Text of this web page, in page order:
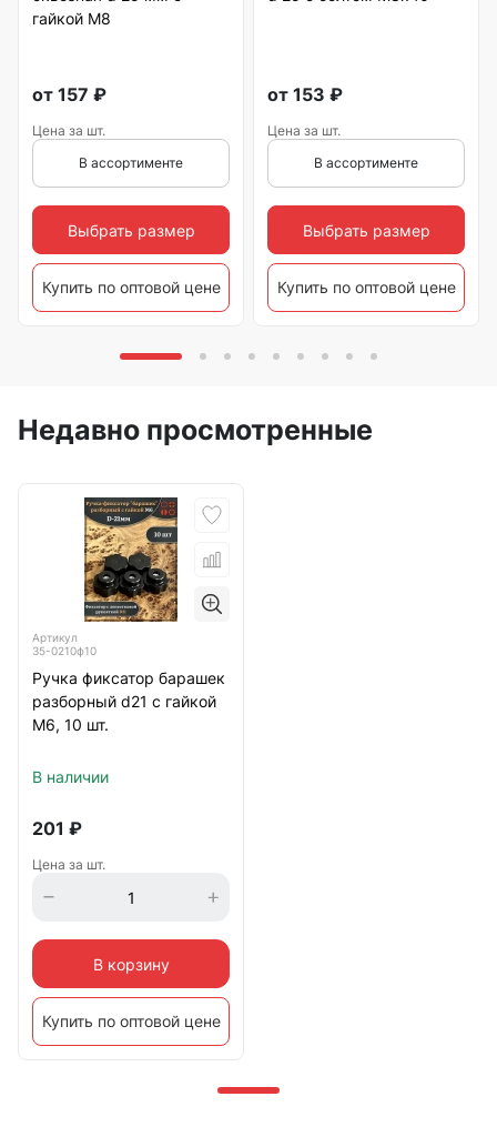
гайкой М8
от 157 ₽
Цена за шт.
В ассортименте
Выбрать размер
Купить по оптовой цене
от 153 ₽
Цена за шт.
В ассортименте
Выбрать размер
Купить по оптовой цене
Недавно просмотренные
Артикул
35-0210ф10
Ручка фиксатор барашек
разборный d21 с гайкой
М6, 10 шт.
В наличии
201 ₽
Цена за шт.
В корзину
Купить по оптовой цене